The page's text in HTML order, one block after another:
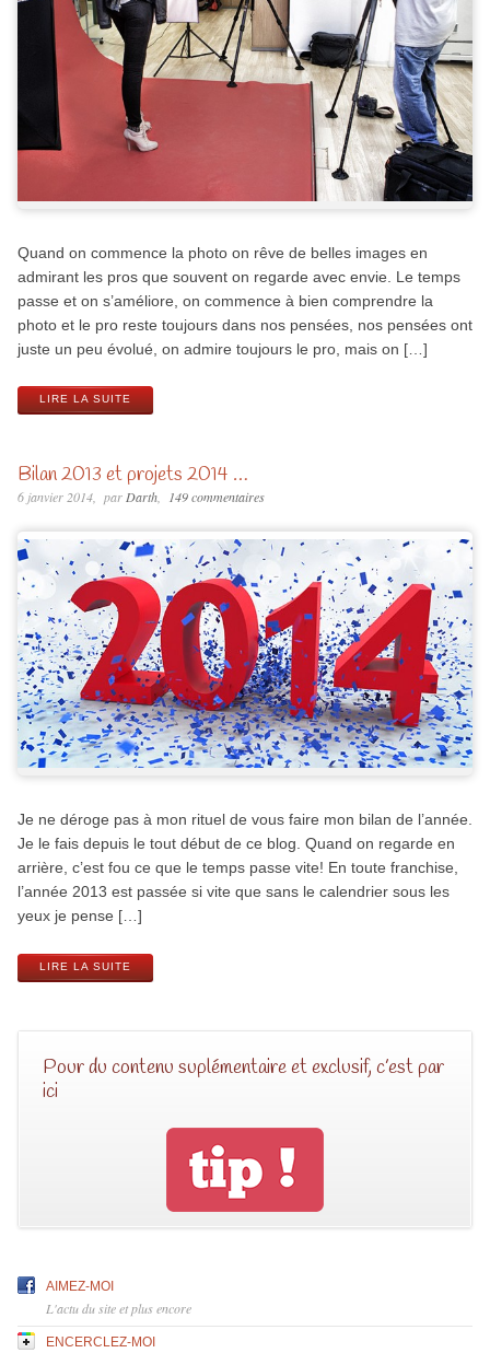
Quand on commence la photo on rêve de belles images en
admirant les pros que souvent on regarde avec envie. Le temps
passe et on s’améliore, on commence à bien comprendre la
photo et le pro reste toujours dans nos pensées, nos pensées ont
juste un peu évolué, on admire toujours le pro, mais on […]
LIRE LA SUITE
Bilan 2013 et projets 2014 …
6 janvier 2014 par Darth 149 commentaires
Je ne déroge pas à mon rituel de vous faire mon bilan de l’année.
Je le fais depuis le tout début de ce blog. Quand on regarde en
arrière, c’est fou ce que le temps passe vite! En toute franchise,
l’année 2013 est passée si vite que sans le calendrier sous les
yeux je pense […]
LIRE LA SUITE
Pour du contenu suplémentaire et exclusif, c’est par
ici
AIMEZ-MOI
L'actu du site et plus encore
ENCERCLEZ-MOI